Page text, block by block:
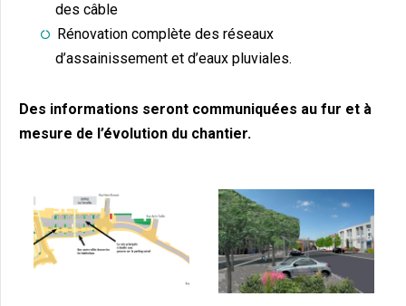
des câble
Rénovation complète des réseaux
d’assainissement et d’eaux pluviales.
Des informations seront communiquées au fur et à
mesure de l’évolution du chantier.